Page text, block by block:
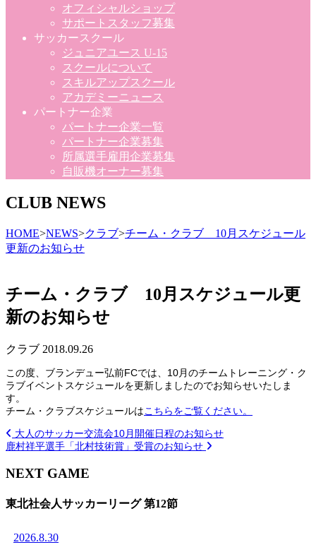
オフィシャルショップ
サポートスタッフ募集
サッカースクール
ジュニアユース U-15
スクールについて
スキルアップスクール
アカデミーニュース
パートナー企業
パートナー企業一覧
パートナー企業募集
所属選手雇用企業募集
自販機オーナー募集
CLUB NEWS
HOME>NEWS>クラブ>チーム・クラブ 10月スケジュール
更新のお知らせ
チーム・クラブ 10月スケジュール更
新のお知らせ
クラブ 2018.09.26
この度、ブランデュー弘前FCでは、10月のチームトレーニング・ク
ラブイベントスケジュールを更新しましたのでお知らせいたしま
す。
チーム・クラブスケジュールはこちらをご覧ください。
大人のサッカー交流会10月開催日程のお知らせ
鹿村祥平選手「北村技術賞」受賞のお知らせ
NEXT GAME
東北社会人サッカーリーグ 第12節
2026.8.30